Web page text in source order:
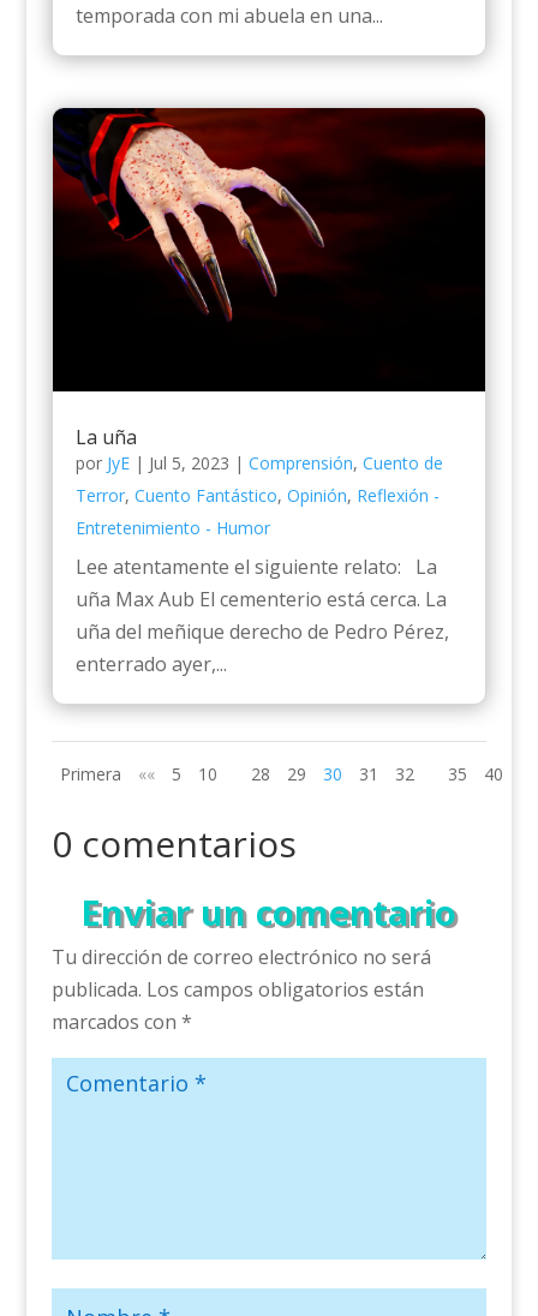
temporada con mi abuela en una...
La uña
por JyE| Jul 5, 2023 | Comprensión, Cuento de
Terror, Cuento Fantástico, Opinión, Reflexión -
Entretenimiento - Humor
Lee atentamente el siguiente relato: La
uña Max Aub El cementerio está cerca. La
uña del meñique derecho de Pedro Pérez,
enterrado ayer,...
Primera «« 5 10 28 29 30 31 32 35 40
0 comentarios
Enviar un comentario
Tu dirección de correo electrónico no será
publicada. Los campos obligatorios están
marcados con *